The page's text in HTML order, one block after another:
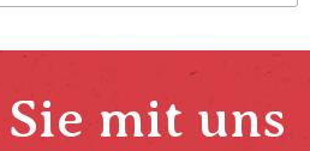
mit uns